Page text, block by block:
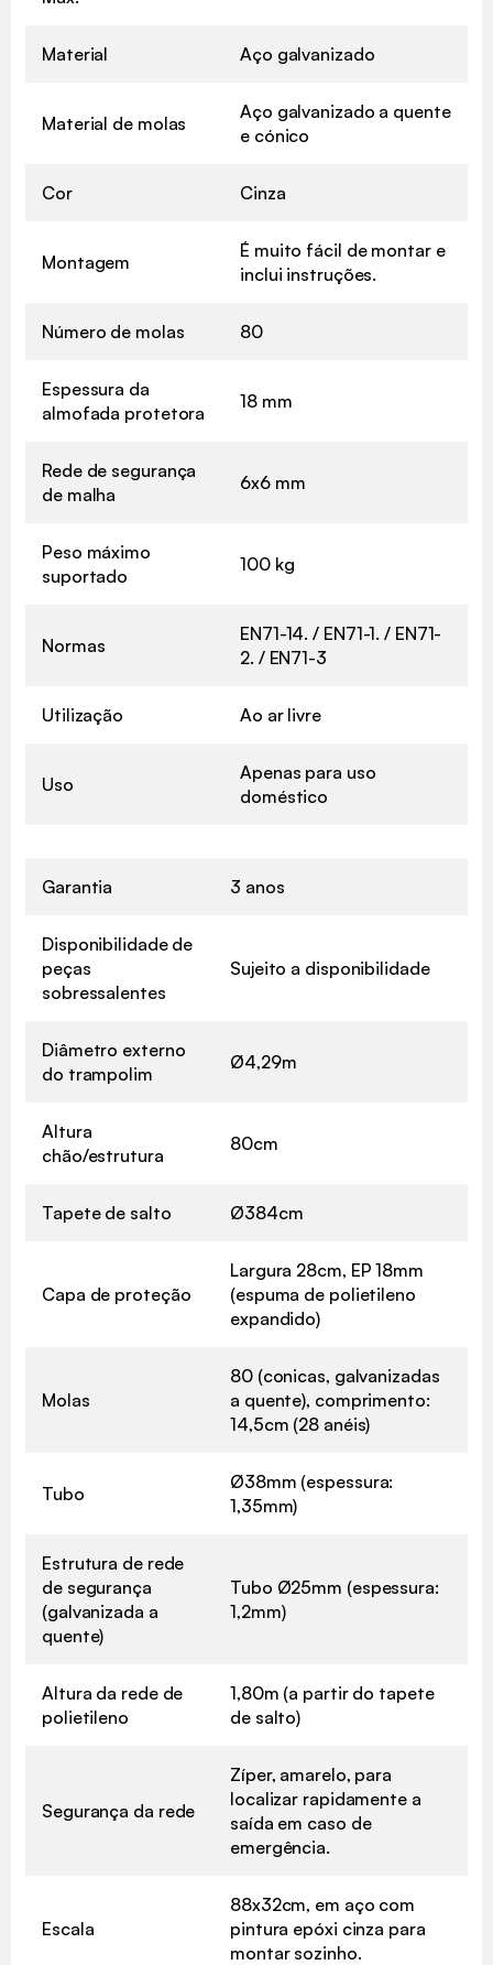
Material Aço galvanizado
Material de molas
Aço galvanizado a quente
e cónico
Cor Cinza
Montagem
É muito fácil de montar e
inclui instruções.
Número de molas 80
Espessura da
almofada protetora
18 mm
Rede de segurança
de malha
6x6 mm
Peso máximo
suportado
100 kg
Normas
EN71-14. / EN71-1. / EN71-
2. / EN71-3
Utilização Ao ar livre
Uso
Apenas para uso
doméstico
Garantia 3 anos
Disponibilidade de
peças
sobressalentes
Sujeito a disponibilidade
Diâmetro externo
do trampolim
Ø4,29m
Altura
chão/estrutura
80cm
Tapete de salto Ø384cm
Capa de proteção
Largura 28cm, EP 18mm
(espuma de polietileno
expandido)
Molas
80 (conicas, galvanizadas
a quente), comprimento:
14,5cm (28 anéis)
Tubo
Ø38mm (espessura:
1,35mm)
Estrutura de rede
de segurança
(galvanizada a
quente)
Tubo Ø25mm (espessura:
1,2mm)
Altura da rede de
polietileno
1,80m (a partir do tapete
de salto)
Segurança da rede
Zíper, amarelo, para
localizar rapidamente a
saída em caso de
emergência.
Escala
88x32cm, em aço com
pintura epóxi cinza para
montar sozinho.